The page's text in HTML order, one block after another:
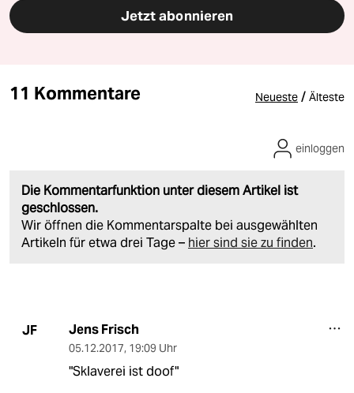
Jetzt abonnieren
11 Kommentare Neueste / Älteste
Die Kommentarfunktion unter diesem Artikel ist
geschlossen.
Wir öffnen die Kommentarspalte bei ausgewählten
Artikeln für etwa drei Tage – hier sind sie zu finden.
einloggen
JF Jens Frisch
05.12.2017, 19:09 Uhr
"Sklaverei ist doof"